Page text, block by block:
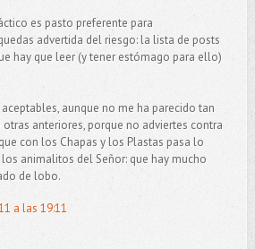
es pasto preferente para
advertida del riesgo: la lista de posts
hay que leer (y tener estómago para ello)
aunque no me ha parecido tan
anteriores, porque no adviertes contra
con los Chapas y los Plastas pasa lo
animalitos del Señor: que hay mucho
de lobo.
a las 19:11